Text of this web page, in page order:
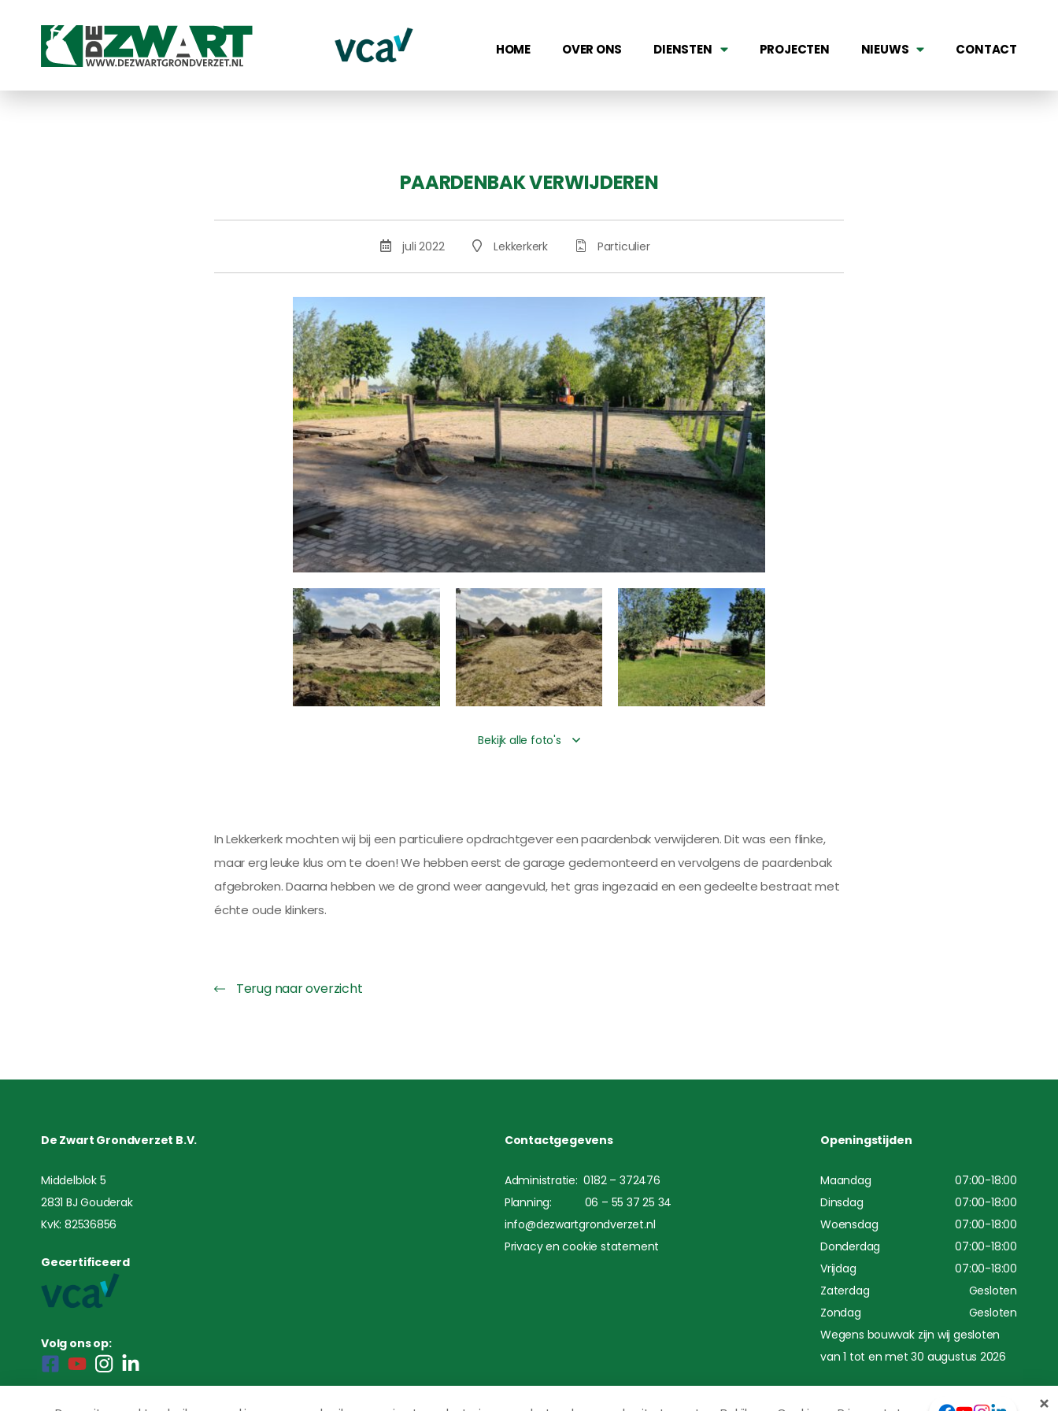
HOME OVER ONS DIENSTEN PROJECTEN NIEUWS CONTACT
PAARDENBAK VERWIJDEREN
juli 2022 Lekkerkerk Particulier
Bekijk alle foto's
In Lekkerkerk mochten wij bij een particuliere opdrachtgever een paardenbak verwijderen. Dit was een flinke,
maar erg leuke klus om te doen! We hebben eerst de garage gedemonteerd en vervolgens de paardenbak
afgebroken. Daarna hebben we de grond weer aangevuld, het gras ingezaaid en een gedeelte bestraat met
échte oude klinkers.
Terug naar overzicht
De Zwart Grondverzet B.V.
Middelblok 5
2831 BJ Gouderak
KvK: 82536856
Gecertificeerd
Volg ons op:
Contactgegevens
Administratie: 0182 – 372476
Planning: 06 – 55 37 25 34
info@dezwartgrondverzet.nl
Privacy en cookie statement
Openingstijden
Maandag
07:00-18:00
Dinsdag
07:00-18:00
Woensdag
07:00-18:00
Donderdag
07:00-18:00
Vrijdag
07:00-18:00
Zaterdag
Gesloten
Zondag
Gesloten
Wegens bouwvak zijn wij gesloten
van 1 tot en met 30 augustus 2026